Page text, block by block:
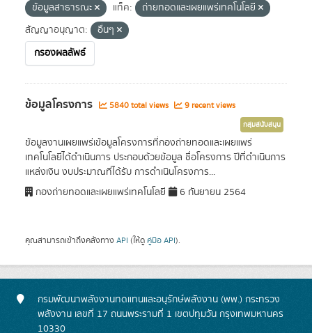
ข้อมูลสาธารณะ
แท็ค:
ถ่ายทอดและเผยแพร่เทคโนโลยี
สัญญาอนุญาต:
อื่นๆ
กรองผลลัพธ์
ข้อมูลโครงการ 5840 total views 9 recent views
กลุ่มสนับสนุน
ข้อมูลงานเผยแพร่เข้อมูลโครงการที่กองถ่ายทอดและเผยแพร่
เทคโนโลยีได้ดำเนินการ ประกอบด้วยข้อมูล ชื่อโครงการ ปีที่ดำเนินการ
แหล่งเงิน งบประมาณที่ได้รับ การดำเนินโครงการ...
กองถ่ายทอดและเผยแพร่เทคโนโลยี
6 กันยายน 2564
คุณสามารถเข้าถึงคลังทาง API (ให้ดู คู่มือ API).
กรมพัฒนาพลังงานทดแทนและอนุรักษ์พลังงาน (พพ.) กระทรวง
พลังงาน เลขที่ 17 ถนนพระรามที่ 1 เขตปทุมวัน กรุงเทพมหานคร
10330